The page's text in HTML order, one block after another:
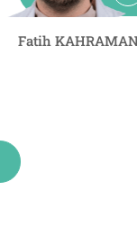
Elif ÖZ